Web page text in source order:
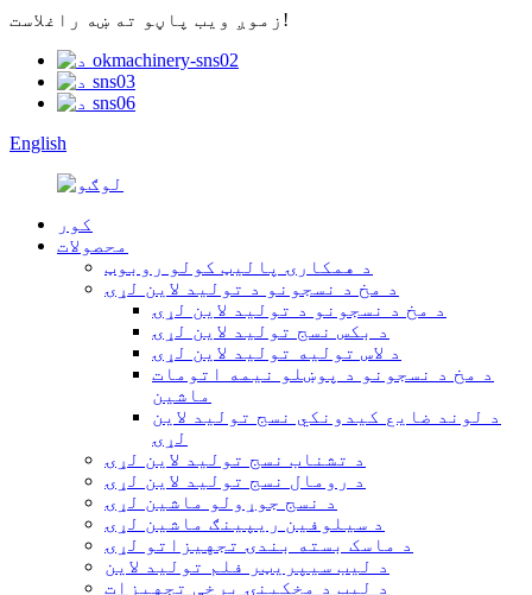
زموږ ویب پاڼو ته ښه راغلاست!
English
کور
محصولات
د همکارۍ پالیټ کولو روبوټ
د مخ د نسجونو د تولید لاین لړۍ
د مخ د نسجونو د تولید لاین لړۍ
د بکس نسج تولید لاین لړۍ
د لاس تولیه تولید لاین لړۍ
د مخ د نسجونو د پوښلو نیمه اتومات
ماشین
د لوند ضایع کیدونکي نسج تولید لاین
لړۍ
د تشناب نسج تولید لاین لړۍ
د رومال نسج تولید لاین لړۍ
د نسج جوړولو ماشین لړۍ
د سیلوفین ریپینګ ماشین لړۍ
د ماسک بسته بندۍ تجهیزاتو لړۍ
د لیب سیپریټر فلم تولید لاین
د لیب د مخکینۍ برخې تجهیزات